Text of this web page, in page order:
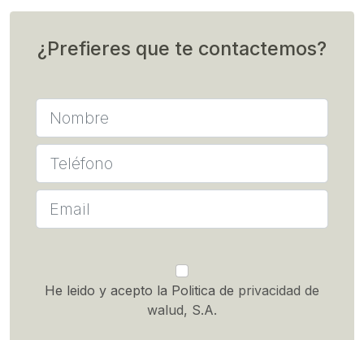
¿Prefieres que te contactemos?
He leido y acepto la Politica de privacidad de
walud, S.A.